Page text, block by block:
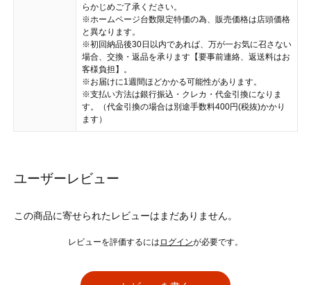
らかじめご了承ください。
※ホームページ台数限定特価の為、販売価格は店頭価格
と異なります。
※初回納品後30日以内であれば、万が一お気に召さない
場合、交換・返品を承ります【要事前連絡、返送料はお
客様負担】。
※お届けに1週間ほどかかる可能性があります。
※支払い方法は銀行振込・クレカ・代金引換になりま
す。（代金引換の場合は別途手数料400円(税抜)かかり
ます）
ユーザーレビュー
この商品に寄せられたレビューはまだありません。
レビューを評価するには ログインが必要です。